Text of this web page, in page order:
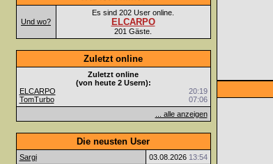
Und wo?
Es sind 202 User online.
ELCARPO
201 Gäste.
Zuletzt online
Zuletzt online
(von heute 2 Usern):
ELCARPO
20:19
TomTurbo
07:06
... alle anzeigen
Die neusten User
Sargi 03.08.2026 13:54